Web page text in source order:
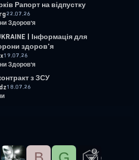
Рапорт на відпустку
22.07.26
Здоров'я
| Інформація для
здоров'я
19.07.26
Здоров'я
з ЗСУ
18.07.26